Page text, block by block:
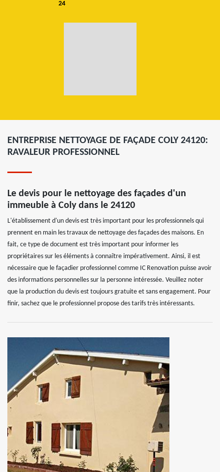
24
ENTREPRISE NETTOYAGE DE FAÇADE COLY 24120:
RAVALEUR PROFESSIONNEL
Le devis pour le nettoyage des façades d'un
immeuble à Coly dans le 24120
L'établissement d'un devis est très important pour les professionnels qui
prennent en main les travaux de nettoyage des façades des maisons. En
fait, ce type de document est très important pour informer les
propriétaires sur les éléments à connaître impérativement. Ainsi, il est
nécessaire que le façadier professionnel comme IC Renovation puisse avoir
des informations personnelles sur la personne intéressée. Veuillez noter
que la production du devis est toujours gratuite et sans engagement. Pour
finir, sachez que le professionnel propose des tarifs très intéressants.